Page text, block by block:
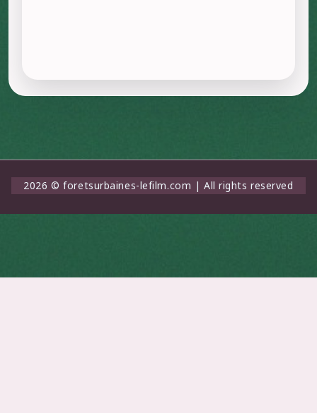
2026 © foretsurbaines-lefilm.com | All rights reserved